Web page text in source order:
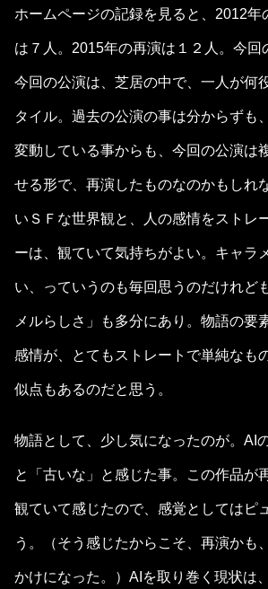
ホームページの記録を見ると、2012年
は７人。2015年の再演は１２人。今回
今回の公演は、芝居の中で、一人が何
タイル。過去の公演の事は分からずも
変動している事からも、今回の公演は
せる形で、再演したものなのかもしれ
いＳＦな世界観と、人の感情をストレ
ーは、観ていて気持ちがよい。キャラ
い、っていうのも毎回思うのだけれど
メルらしさ」も多分にあり。物語の要
感情が、とてもストレートで単純なも
似点もあるのだと思う。
物語として、少し気になったのが。AI
と「古いな」と感じた事。この作品が
観ていて感じたので、感覚としてはピ
う。（そう感じたからこそ、再演かも
かけになった。）AIを取り巻く現状は